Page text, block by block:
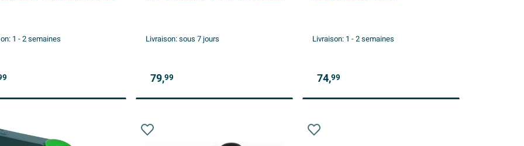
1 - 2 semaines Livraison:sous 7 jours
79,99
Livraison: 1 - 2 semaines
74,99